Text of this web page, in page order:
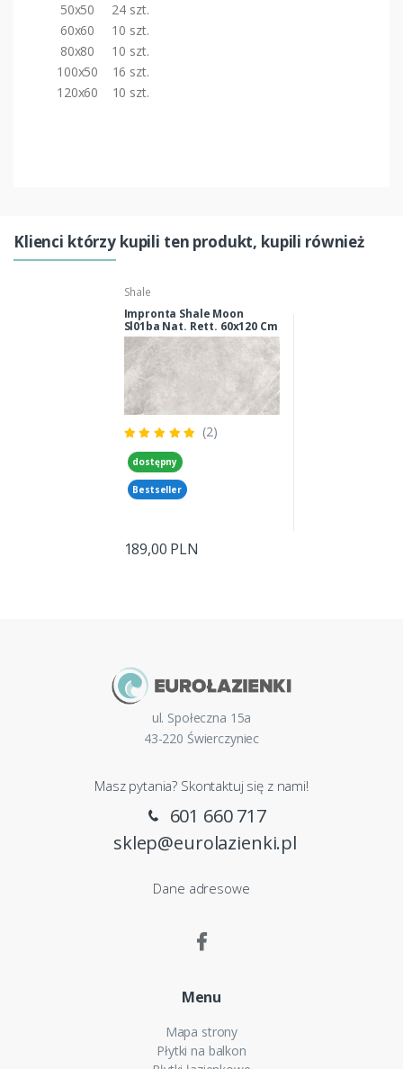
50x50 24 szt.
60x60 10 szt.
80x80 10 szt.
100x50 16 szt.
120x60 10 szt.
Klienci którzy kupili ten produkt, kupili również
Shale
Impronta Shale Moon
Sl01ba Nat. Rett. 60x120 Cm
(2)
dostępny
Bestseller
189,00 PLN
ul. Społeczna 15a
43-220 Świerczyniec
Masz pytania? Skontaktuj się z nami!
601 660 717
sklep@eurolazienki.pl
Dane adresowe
Menu
Mapa strony
Płytki na balkon